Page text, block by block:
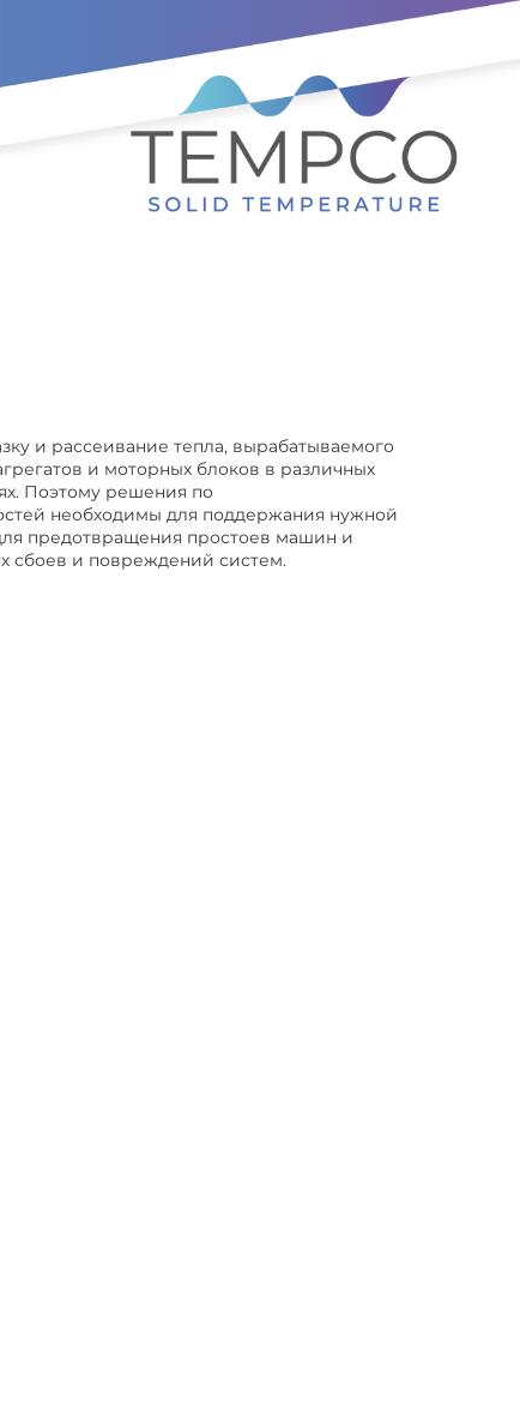
и рассеивание тепла, вырабатываемого
и моторных блоков в различных
Поэтому решения по
необходимы для поддержания нужной
предотвращения простоев машин и
сбоев и повреждений систем.